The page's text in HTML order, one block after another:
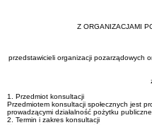
Z ORGANIZACJAMI
przedstawicieli organizacji pozarządowych
1. Przedmiot konsultacji
Przedmiotem konsultacji społecznych jest
prowadzącymi działalność pożytku
2. Termin i zakres konsultacji